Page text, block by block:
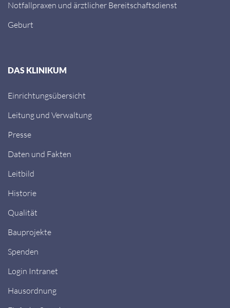
Notfallpraxen und ärztlicher Bereitschaftsdienst
Geburt
DAS KLINIKUM
Einrichtungsübersicht
Leitung und Verwaltung
Presse
Daten und Fakten
Leitbild
Historie
Qualität
Bauprojekte
Spenden
Login Intranet
Hausordnung